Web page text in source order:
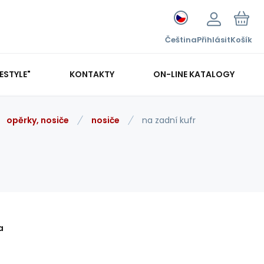
ČeštinaPřihlásitKošík
KONTAKTY ON-LINE KATALOGY
opěrky, nosiče nosiče na zadní kufr